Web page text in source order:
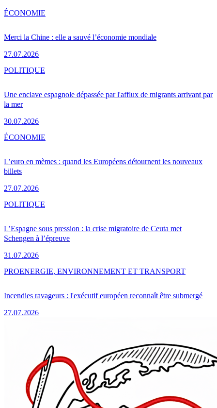
Merci la Chine : elle a sauvé l’économie mondiale
27.07.2026
ÉCONOMIE
Une enclave espagnole dépassée par l'afflux de migrants arrivant par
la mer
30.07.2026
POLITIQUE
L’euro en mèmes : quand les Européens détournent les nouveaux
billets
27.07.2026
ÉCONOMIE
L’Espagne sous pression : la crise migratoire de Ceuta met
Schengen à l’épreuve
31.07.2026
POLITIQUE
Incendies ravageurs : l'exécutif européen reconnaît être submergé
27.07.2026
PROENERGIE, ENVIRONNEMENT ET TRANSPORT